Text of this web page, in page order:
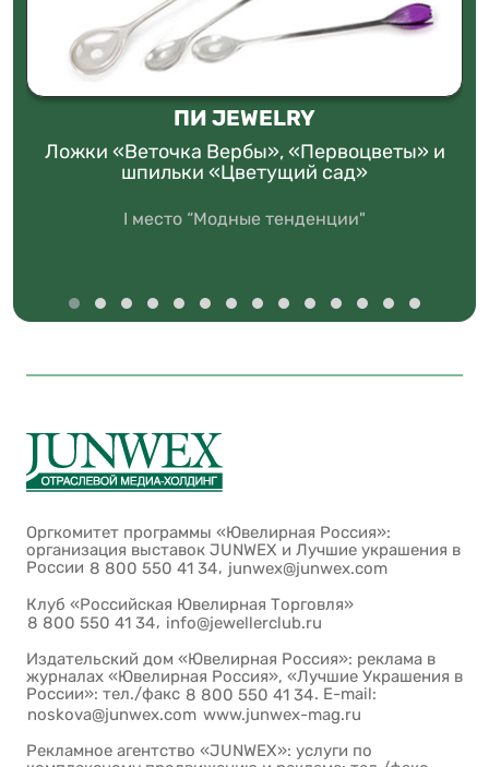
ПИ JEWELRY
Ложки «Веточка Вербы», «Первоцветы» и
шпильки «Цветущий сад»
I место “Модные тенденции"
Оргкомитет программы «Ювелирная Россия»:
организация выставок JUNWEX и Лучшие украшения в
России 8 800 550 41 34, junwex@junwex.com
Клуб «Российская Ювелирная Торговля»
8 800 550 41 34, info@jewellerclub.ru
Издательский дом «Ювелирная Россия»: реклама в
журналах «Ювелирная Россия», «Лучшие Украшения в
России»: тел./факс 8 800 550 41 34. E-mail:
noskova@junwex.com www.junwex-mag.ru
Рекламное агентство «JUNWEX»: услуги по